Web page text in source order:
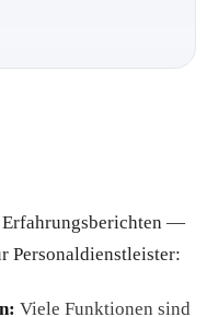
—
Personaldienstleister:
Viele Funktionen sind